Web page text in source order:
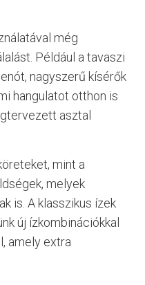
még
Például a tavaszi
nagyszerű kísérők
hangulatot otthon is
asztal
mint a
melyek
is. A klasszikus ízek
új ízkombinációkkal
amely extra